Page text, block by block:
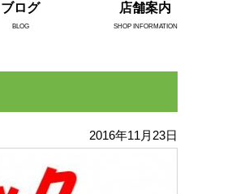
ブログ
BLOG
店舗案内
SHOP INFORMATION
2016年11月23日